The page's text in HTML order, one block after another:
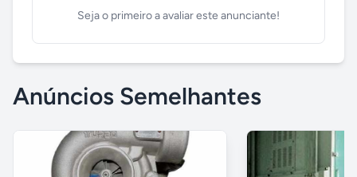
Seja o primeiro a avaliar este anunciante!
Anúncios Semelhantes